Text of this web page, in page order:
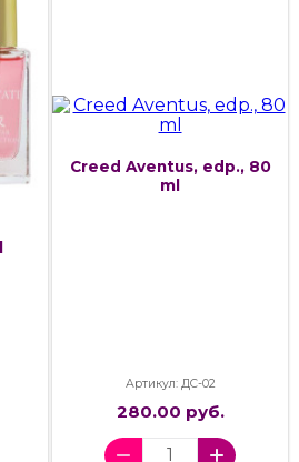
Creed Aventus, edp., 80
ml
Артикул: ДС-02
280.00 руб.